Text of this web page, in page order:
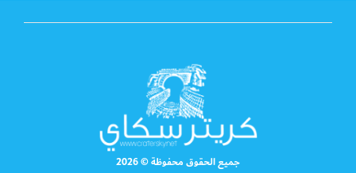
جميع الحقوق محفوظة © 2026